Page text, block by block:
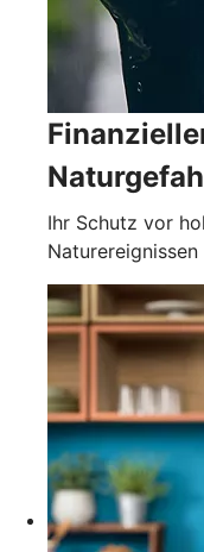
Ihr Schutz vor
Naturereignissen